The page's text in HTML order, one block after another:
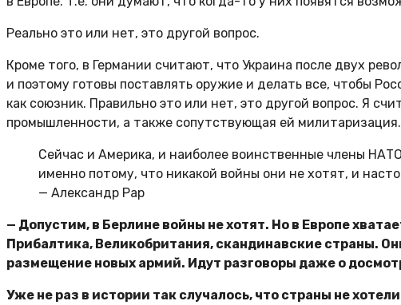
Реально это или нет, это другой вопрос.
Кроме того, в Германии считают, что Украина после двух
и поэтому готовы поставлять оружие и делать все, чтобы
как союзник. Правильно это или нет, это другой вопрос. Я
промышленности, а также сопутствующая ей милитаризация.
Сейчас и Америка, и наиболее воинственные члены
именно потому, что никакой войны они не хотят, и
— Александр Рар
— Допустим, в Берлине войны не хотят. Но в Европе
Прибалтика, Великобритания, скандинавские страны.
размещение новых армий. Идут разговоры даже о
Уже не раз в истории так случалось, что страны не